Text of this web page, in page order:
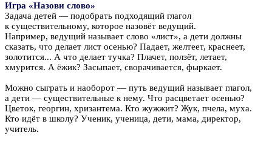
Игра «Назови слово»
Задача детей — подобрать подходящий глагол
к существительному, которое назовёт ведущий.
Например, ведущий называет слово «лист», а дети должны
сказать, что делает лист осенью? Падает, желтеет, краснеет,
золотится... А что делает тучка? Плачет, ползёт, летает,
хмурится. А ёжик? Засыпает, сворачивается, фыркает.
Можно сыграть и наоборот — путь ведущий называет глагол,
а дети — существительные к нему. Что расцветает осенью?
Цветок, георгин, хризантема. Кто жужжит? Жук, пчела, муха.
Кто идёт в школу? Ученик, ученица, дети, мама, директор,
учитель.